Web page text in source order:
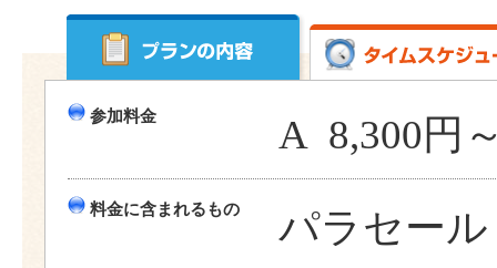
参加料金 A 8,300円
料金に含まれるもの
パラセー